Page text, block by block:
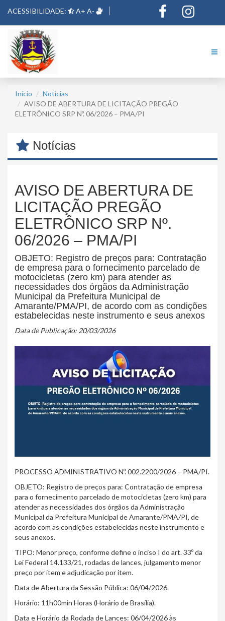
ACESSIBILIDADE: A+ A-
Início
Notícias
AVISO DE ABERTURA DE LICITAÇÃO PREGÃO
ELETRÔNICO SRP Nº. 06/2026 – PMA/PI
Notícias
AVISO DE ABERTURA DE
LICITAÇÃO PREGÃO
ELETRÔNICO SRP Nº.
06/2026 – PMA/PI
OBJETO: Registro de preços para: Contratação
de empresa para o fornecimento parcelado de
motocicletas (zero km) para atender as
necessidades dos órgãos da Administração
Municipal da Prefeitura Municipal de
Amarante/PMA/PI, de acordo com as condições
estabelecidas neste instrumento e seus anexos
Data de Publicação: 20/03/2026
PROCESSO ADMINISTRATIVO Nº. 002.2200/2026 – PMA/PI.
OBJETO: Registro de preços para: Contratação de empresa
para o fornecimento parcelado de motocicletas (zero km) para
atender as necessidades dos órgãos da Administração
Municipal da Prefeitura Municipal de Amarante/PMA/PI, de
acordo com as condições estabelecidas neste instrumento e
seus anexos.
TIPO: Menor preço, conforme define o inciso I do art. 33º da
Lei Federal 14.133/21, rodadas de lances, julgamento menor
preço por item e adjudicação por item.
Data de Abertura da Sessão Pública: 06/04/2026.
Horário: 11h00min Horas (Horário de Brasília).
Data e Horário da Rodada de Lances: 06/04/2026 às